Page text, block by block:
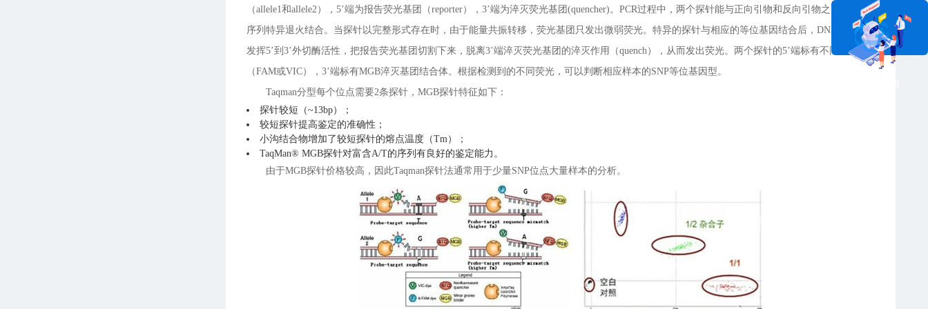
（allele1和allele2），5’端为报告荧光基团（reporter），3’端为淬灭荧光基团(quencher)。PCR过程中，两个探针能与正向引物和反向引物之间的互补
序列特异退火结合。当探针以完整形式存在时，由于能量共振转移，荧光基团只发出微弱荧光。特异的探针与相应的等位基因结合后，DNA聚合酶
发挥5’到3’外切酶活性，把报告荧光基团切割下来，脱离3’端淬灭荧光基团的淬灭作用（quench），从而发出荧光。两个探针的5’端标有不同的荧光
（FAM或VIC），3’端标有MGB淬灭基团结合体。根据检测到的不同荧光，可以判断相应样本的SNP等位基因型。
Taqman分型每个位点需要2条探针，MGB探针特征如下：
探针较短（~13bp）；
较短探针提高鉴定的准确性；
小沟结合物增加了较短探针的熔点温度（Tm）；
TaqMan® MGB探针对富含A/T的序列有良好的鉴定能力。
由于MGB探针价格较高，因此Taqman探针法通常用于少量SNP位点大量样本的分析。